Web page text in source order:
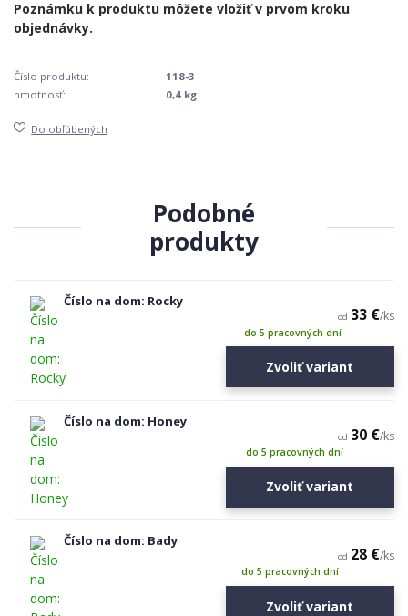
Číslo produktu:
118-3
hmotnosť:
0,4 kg
Do obľúbených
Podobné
produkty
Číslo na dom: Rocky
od 33 €/ks
do 5 pracovných dní
Zvoliť variant
Číslo na dom: Honey
od 30 €/ks
do 5 pracovných dní
Zvoliť variant
Číslo na dom: Bady
od 28 €/ks
do 5 pracovných dní
Zvoliť variant